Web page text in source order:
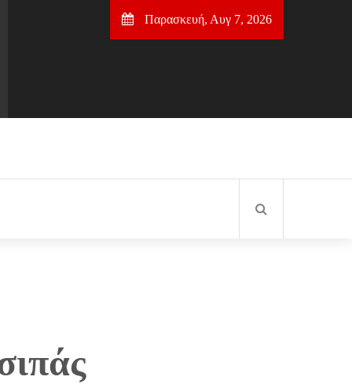
Παρασκευή, Αυγ 7, 2026